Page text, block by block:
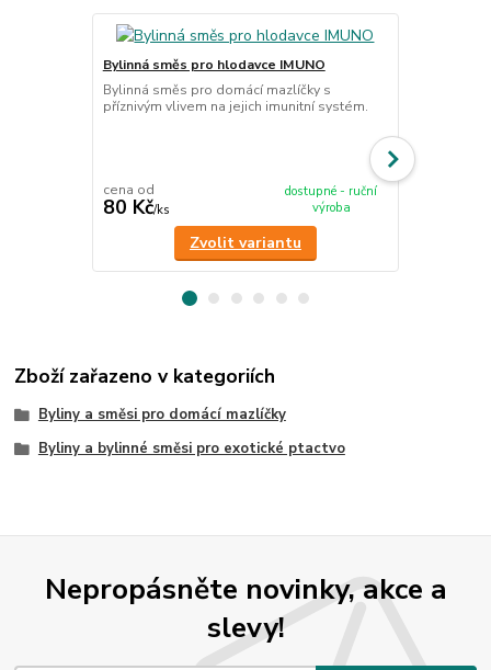
Bylinná směs pro hlodavce IMUNO
Bylinná směs pro domácí mazlíčky s
příznivým vlivem na jejich imunitní systém.
cena od
80 Kč/ks
dostupné - ruční
výroba
Zvolit variantu
Zboží zařazeno v kategoriích
Byliny a směsi pro domácí mazlíčky
Byliny a bylinné směsi pro exotické ptactvo
Nepropásněte novinky, akce a
slevy!